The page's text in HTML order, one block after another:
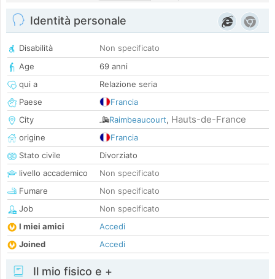
Identità personale
Disabilità
Non specificato
Age
69 anni
qui a
Relazione seria
Paese
Francia
City
Raimbeaucourt, Hauts-de-France
origine
Francia
Stato civile
Divorziato
livello accademico
Non specificato
Fumare
Non specificato
Job
Non specificato
I miei amici
Accedi
Joined
Accedi
Il mio fisico e +